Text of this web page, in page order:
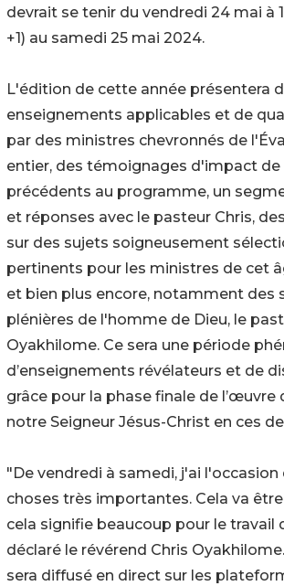
devrait se tenir du vendredi 24 mai à
+1) au samedi 25 mai 2024.
L'édition de cette année présentera
enseignements applicables et de
par des ministres chevronnés de
entier, des témoignages d'impact
précédents au programme, un
et réponses avec le pasteur Chris,
sur des sujets soigneusement
pertinents pour les ministres de cet
et bien plus encore, notamment des
plénières de l'homme de Dieu, le
Oyakhilome. Ce sera une période
d’enseignements révélateurs et de
grâce pour la phase finale de l’œuvre
notre Seigneur Jésus-Christ en ces
"De vendredi à samedi, j'ai
choses très importantes. Cela va
cela signifie beaucoup pour le travail
déclaré le révérend Chris
sera diffusé en direct sur les